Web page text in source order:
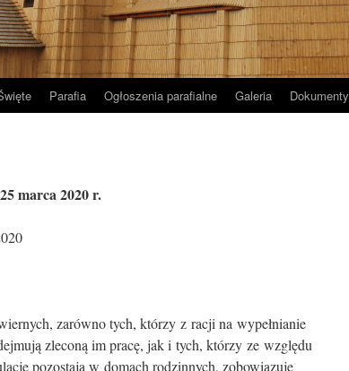
Parafia Ogłoszenia parafialne Galeria Dokumenty
marca 2020 r.
zarówno tych, którzy z racji na wypełnianie
zleconą im pracę, jak i tych, którzy ze względu
pozostają w domach rodzinnych, zobowiązuję